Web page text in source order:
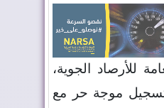
للأرصاد الجوية،
تسجيل موجة حر مع